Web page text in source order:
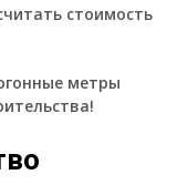
стоимость
метры